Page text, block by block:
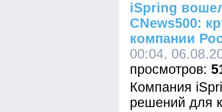
iSpring
CNews500:
компании
00:04,
Компания
решений для